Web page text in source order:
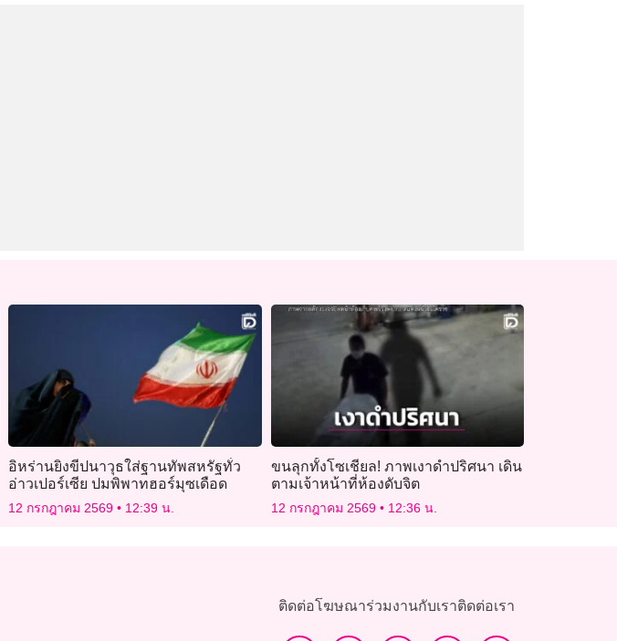
อิหร่านยิงขีปนาวุธใส่ฐานทัพสหรัฐทั่ว
อ่าวเปอร์เซีย ปมพิพาทฮอร์มุซเดือด
12 กรกฎาคม 2569 12:39 น.
ขนลุกทั้งโซเชียล! ภาพเงาดำปริศนา เดิน
ตามเจ้าหน้าที่ห้องดับจิต
12 กรกฎาคม 2569 12:36 น.
ติดต่อโฆษณาร่วมงานกับเราติดต่อเรา